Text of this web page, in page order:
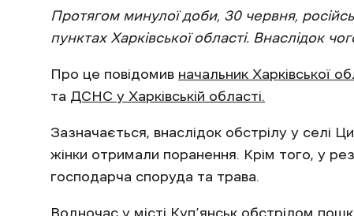
Протягом минулої доби, 30 червня,
пунктах Харківської області. Внаслідок
Про це повідомив начальник Харківської
та ДСНС у Харківській області.
Зазначається, внаслідок обстрілу у селі
жінки отримали поранення. Крім того, у
господарча споруда та трава.
Водночас у місті Куп’янськ обстрілом